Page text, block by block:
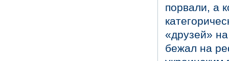
порвали, а
«друзей»
бежал на